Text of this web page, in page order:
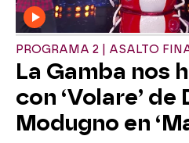
PROGRAMA 2 | ASALTO
La Gamba nos
con ‘Volare’
Modugno en